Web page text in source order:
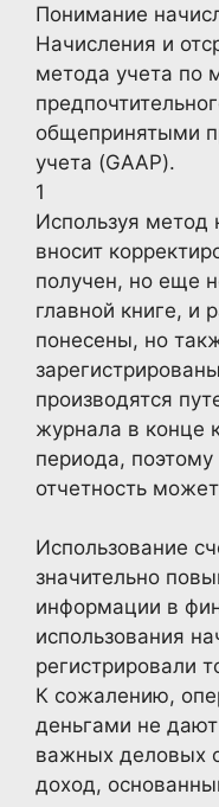
Понимание
Начисления и
метода учета по
общепринятыми
учета (GAAP).
1
Используя метод
вносит
получен, но еще
главной книге, и
понесены, но
производятся
журнала в конце
периода,
отчетность
Использование
значительно
информации в
использования
регистрировали
К сожалению,
деньгами не
важных деловых
доход,